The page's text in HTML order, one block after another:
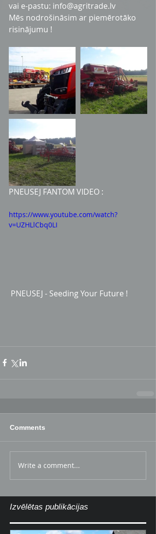
vai e-pastu: info@agritrade.lv
Mēs nodrošināsim ar piemērotāko
risinājumu !
PNEUSEJ FANTOM VIDEO :
https://www.youtube.com/watch?
v=UZHLlCbq0LI
PNEUSEJ - Seeding Your Future !
Comments
Write a comment...
Izvēlētas publikācijas